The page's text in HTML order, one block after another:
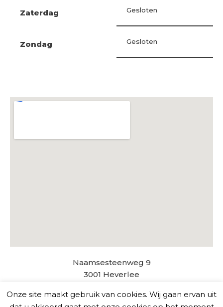
Zaterdag Gesloten
Zondag Gesloten
Naamsesteenweg 9
3001 Heverlee
info@colorimage.be
Onze site maakt gebruik van cookies. Wij gaan ervan uit